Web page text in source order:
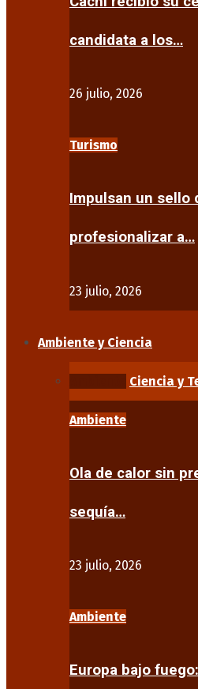
candidata a los…
26 julio, 2026
Turismo
Impulsan un sello
profesionalizar a…
23 julio, 2026
Ambiente y Ciencia
Ciencia y
Ambiente
Ola de calor sin
sequía…
23 julio, 2026
Ambiente
Europa bajo